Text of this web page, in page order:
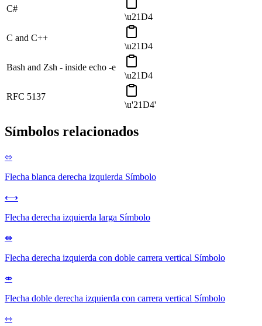
C#
\u21D4
C and C++
\u21D4
Bash and Zsh - inside echo -e
\u21D4
RFC 5137
\u'21D4'
Símbolos relacionados
⬄
Flecha blanca derecha izquierda Símbolo
⟷
Flecha derecha izquierda larga Símbolo
⇼
Flecha derecha izquierda con doble carrera vertical Símbolo
⤄
Flecha doble derecha izquierda con carrera vertical Símbolo
⇿